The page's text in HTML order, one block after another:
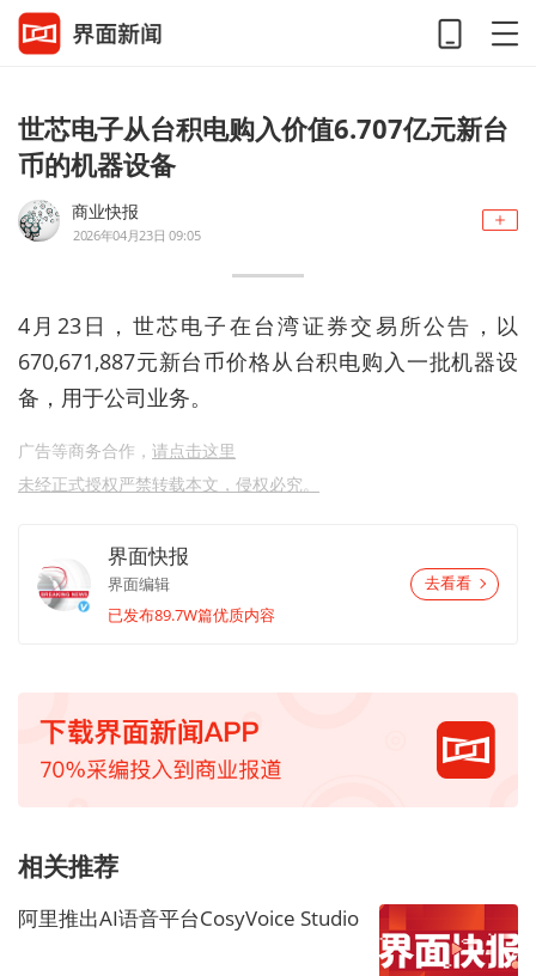
世芯电子从台积电购入价值6.707亿元新台
币的机器设备
商业快报
2026年04月23日 09:05
4月23日，世芯电子在台湾证券交易所公告，以
670,671,887元新台币价格从台积电购入一批机器设
备，用于公司业务。
广告等商务合作， 请点击这里
未经正式授权严禁转载本文，侵权必究。
界面快报
界面编辑
已发布89.7W篇优质内容
去看看
相关推荐
阿里推出AI语音平台CosyVoice Studio